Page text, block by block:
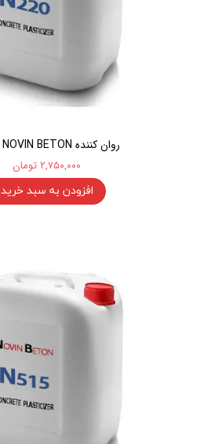
روان کننده N220 NOVIN BETON
۲,۷۵۰,۰۰۰ تومان
افزودن به سبد خرید